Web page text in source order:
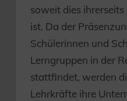
soweit dies
ist. Da der
Schülerinnen und
Lerngruppen in der
stattfindet, werden
Lehrkräfte ihre